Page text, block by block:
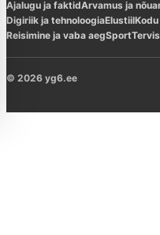
Ajalugu ja faktidArvamus ja
Digiriik ja tehnoloogiaElustiil
Reisimine ja vaba aegSportTervis
© 2026 yg6.ee